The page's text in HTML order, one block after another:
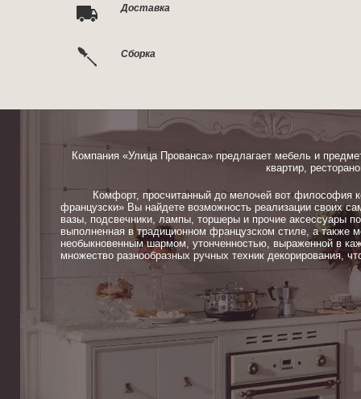
Доставка
Сборка
Компания «Улица Прованса» предлагает мебель и
квартир,
Комфорт, просчитанный до мелочей вот философия
французски» Вы найдете возможность реализации своих
вазы, подсвечники, лампы, торшеры и прочие аксессуары
выполненная в традиционном французском стиле, а также
необыкновенным шармом, утонченностью, выраженной в
множество разнообразных ручных техник декорирования,